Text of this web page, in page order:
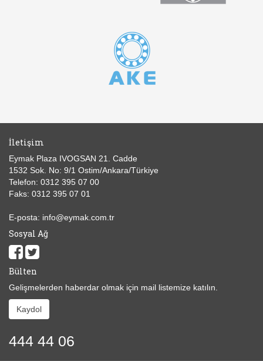
İletişim
Eymak Plaza IVOGSAN 21. Cadde
1532 Sok. No: 9/1 Ostim/Ankara/Türkiye
Telefon: 0312 395 07 00
Faks: 0312 395 07 01
E-posta: info@eymak.com.tr
Sosyal Ağ
Bülten
Gelişmelerden haberdar olmak için mail listemize katılın.
Kaydol
444 44 06